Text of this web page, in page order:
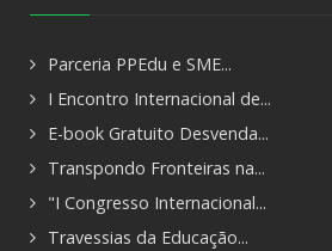
Parceria PPEdu e SME...
I Encontro Internacional de...
E-book Gratuito Desvenda...
Transpondo Fronteiras na...
"I Congresso Internacional...
Travessias da Educação...